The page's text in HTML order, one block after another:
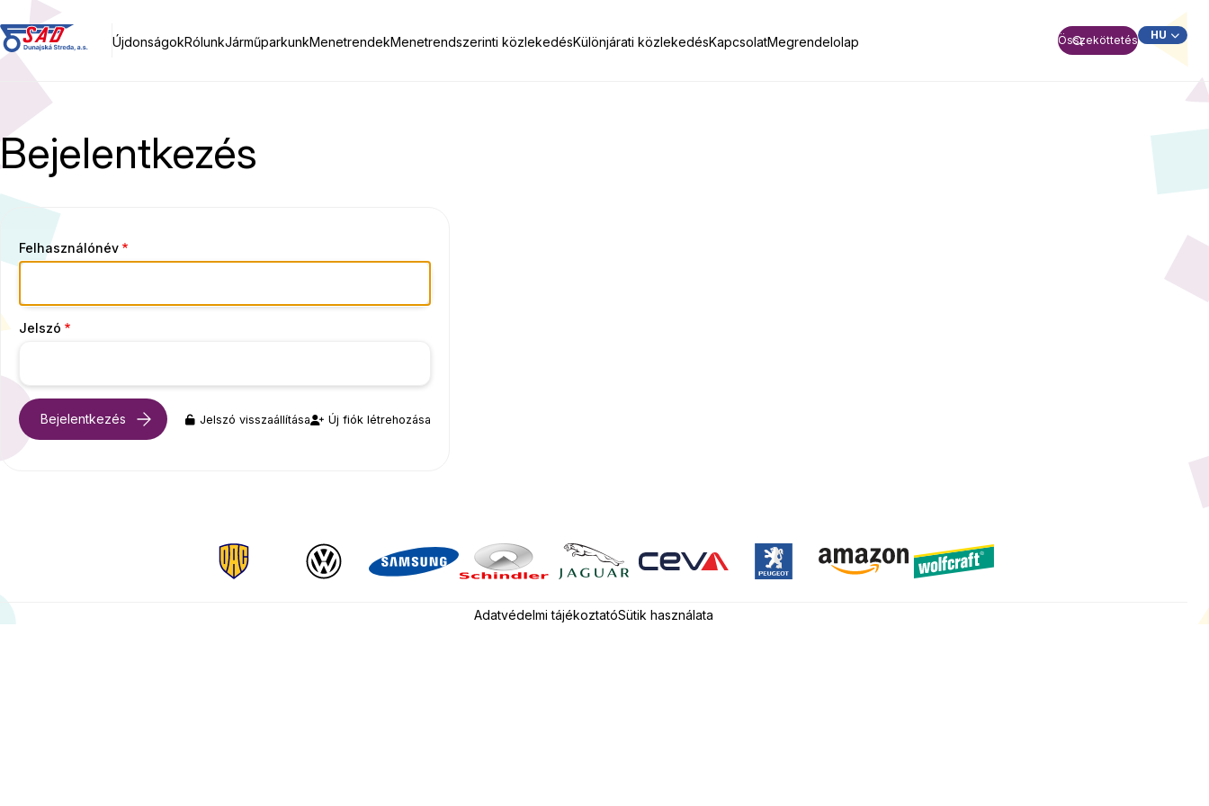
a
tartalomra
ÚjdonságokRólunkJárműparkunkMenetrendekMenetrendszerinti közlekedésKülönjárati közlekedésKapcsolatMegrendelolap Összeköttetés
HU
SK
Bejelentkezés
Felhasználónév
Jelszó
Jelszó visszaállítása Új fiók létrehozása
Päta
Adatvédelmi tájékoztatóSütik használata